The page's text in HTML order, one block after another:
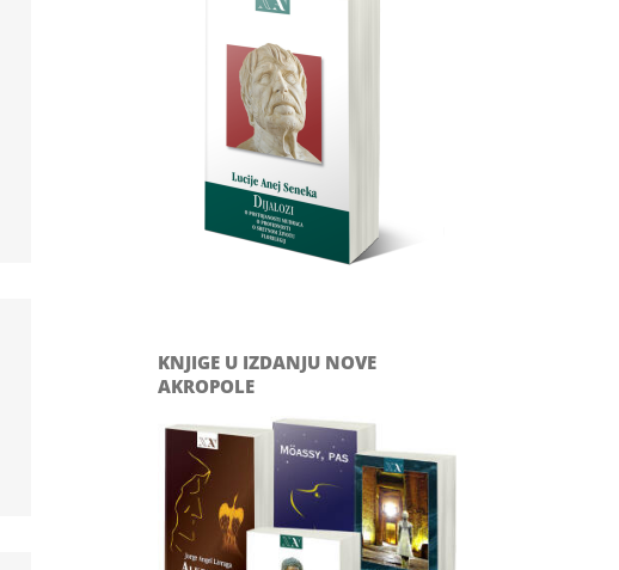
KNJIGE U IZDANJU NOVE
AKROPOLE